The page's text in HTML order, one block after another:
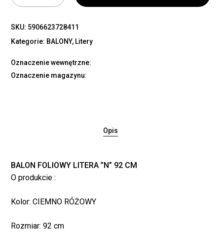
SKU: 5906623728411
Kategorie: BALONY, Litery
Oznaczenie wewnętrzne:
Oznaczenie magazynu:
Opis
BALON FOLIOWY LITERA ”N” 92 CM
O produkcie :
Kolor: CIEMNO RÓŻOWY
Rozmiar: 92 cm